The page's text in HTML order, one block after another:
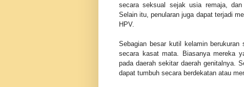
secara seksual sejak usia remaja,
Selain itu, penularan juga dapat terjadi
HPV.
Sebagian besar kutil kelamin
secara kasat mata. Biasanya mereka
pada daerah sekitar daerah genitalnya.
dapat tumbuh secara berdekatan atau